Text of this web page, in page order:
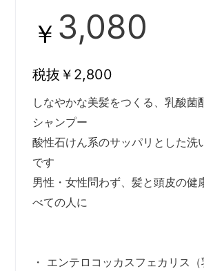
￥ 3,080
税抜￥2,800
しなやかな美髪をつくる、乳酸菌
シャンプー
酸性石けん系のサッパリとした洗
です
男性・女性問わず、髪と頭皮の健
べての人に
・ エンテロコッカスフェカリス